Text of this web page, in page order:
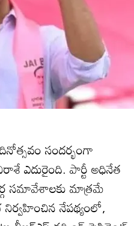
సందర్భంగా
ఎదురైంది. పార్టీ అధినేత
సమావేశాలకు మాత్రమే
నేపథ్యంలో,